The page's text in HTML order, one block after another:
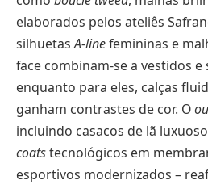
elaborados pelos ateliês
silhuetasA-linefemininas e
face combinam-se a vestidos e
enquanto para eles, calças
ganham contrastes de cor. O
incluindo casacos de lã
coatstecnológicos em
esportivos modernizados –